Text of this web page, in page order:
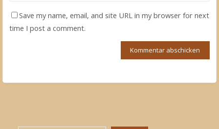
Save my name, email, and site URL in my browser for next
time I post a comment.